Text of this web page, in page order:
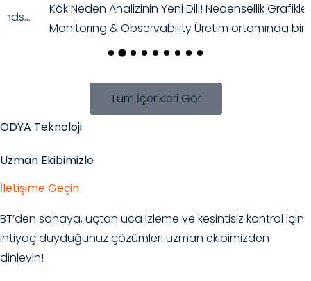
Kök Neden Analizinin Yeni Dili! Nedensellik Grafikleri &
Monıtorıng & Observabılıty Üretim ortamında bir
Tüm İçerikleri Gör
ODYA Teknoloji
Uzman Ekibimizle
İletişime Geçin
BT’den sahaya, uçtan uca izleme ve kesintisiz kontrol için
ihtiyaç duyduğunuz çözümleri uzman ekibimizden
dinleyin!